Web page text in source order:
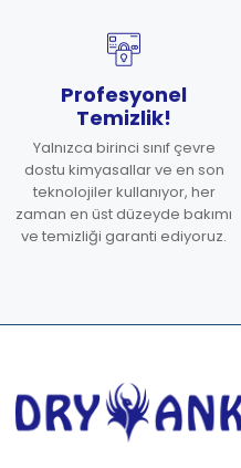
Profesyonel
Temizlik!
Yalnızca birinci sınıf çevre
dostu kimyasallar ve en son
teknolojiler kullanıyor, her
zaman en üst düzeyde bakımı
ve temizliği garanti ediyoruz.